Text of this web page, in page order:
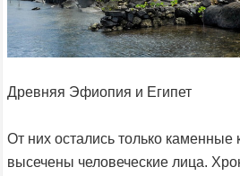
Древняя Эфиопия и Египет
От них остались только каменные
высечены человеческие лица.